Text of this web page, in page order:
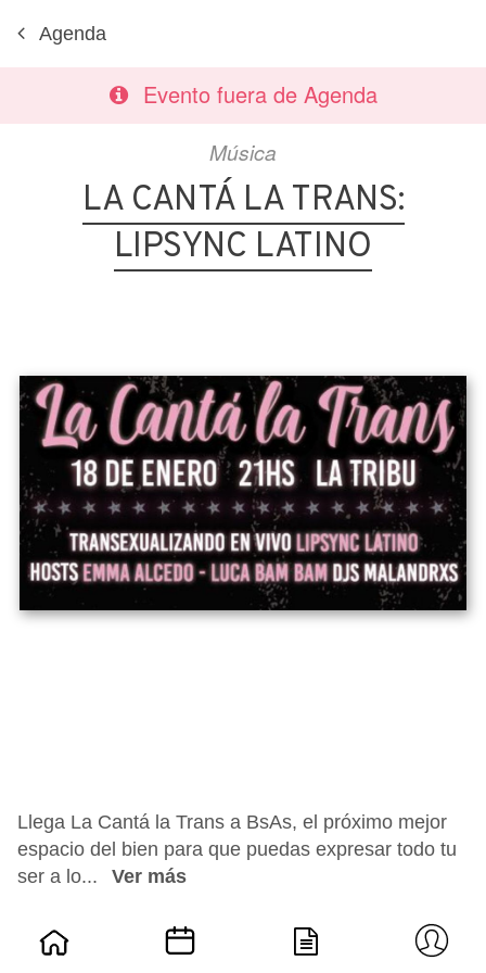
Agenda
Evento fuera de Agenda
Música
LA CANTÁ LA TRANS:
LIPSYNC LATINO
Llega La Cantá la Trans a BsAs, el próximo mejor
espacio del bien para que puedas expresar todo tu
ser a lo...
Ver más